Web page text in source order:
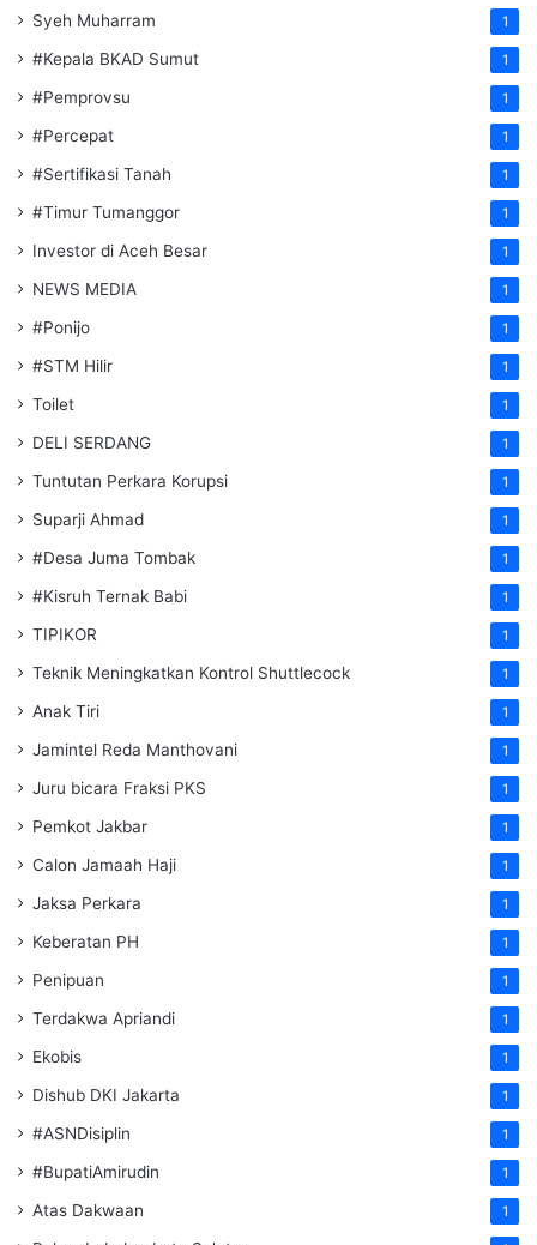
Syeh Muharram 1
#Kepala BKAD Sumut 1
#Pemprovsu 1
#Percepat 1
#Sertifikasi Tanah 1
#Timur Tumanggor 1
Investor di Aceh Besar 1
NEWS MEDIA 1
#Ponijo 1
#STM Hilir 1
Toilet 1
DELI SERDANG 1
Tuntutan Perkara Korupsi 1
Suparji Ahmad 1
#Desa Juma Tombak 1
#Kisruh Ternak Babi 1
TIPIKOR 1
Teknik Meningkatkan Kontrol Shuttlecock 1
Anak Tiri 1
Jamintel Reda Manthovani 1
Juru bicara Fraksi PKS 1
Pemkot Jakbar 1
Calon Jamaah Haji 1
Jaksa Perkara 1
Keberatan PH 1
Penipuan 1
Terdakwa Apriandi 1
Ekobis 1
Dishub DKI Jakarta 1
#ASNDisiplin 1
#BupatiAmirudin 1
Atas Dakwaan 1